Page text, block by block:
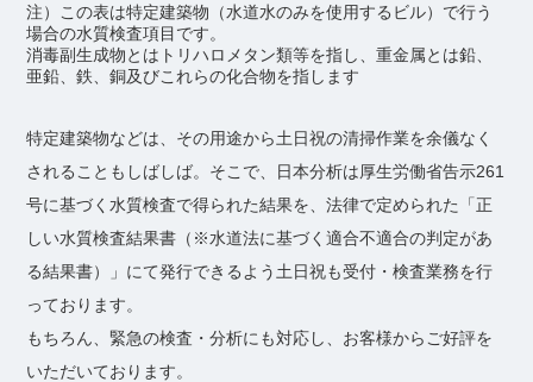
注）この表は特定建築物（水道水のみを使用するビル）で行う
場合の水質検査項目です。
消毒副生成物とはトリハロメタン類等を指し、重金属とは鉛、
亜鉛、鉄、銅及びこれらの化合物を指します
特定建築物などは、その用途から土日祝の清掃作業を余儀なく
されることもしばしば。そこで、日本分析は厚生労働省告示261
号に基づく水質検査で得られた結果を、法律で定められた「正
しい水質検査結果書（※水道法に基づく適合不適合の判定があ
る結果書）」にて発行できるよう土日祝も受付・検査業務を行
っております。
もちろん、緊急の検査・分析にも対応し、お客様からご好評を
いただいております。